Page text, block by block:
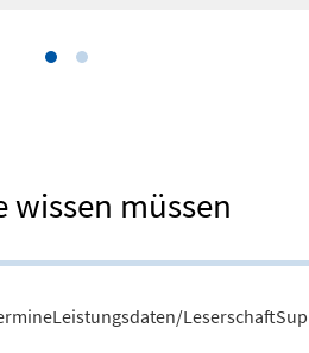
wissen müssen
Leistungsdaten/Leserschaft